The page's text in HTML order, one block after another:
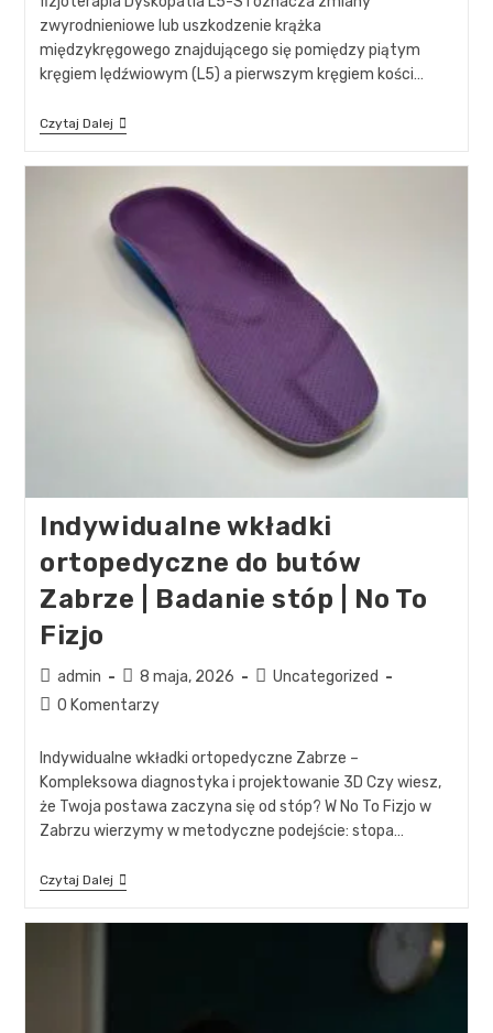
zwyrodnieniowe lub uszkodzenie krążka
międzykręgowego znajdującego się pomiędzy piątym
kręgiem lędźwiowym (L5) a pierwszym kręgiem kości…
Czytaj Dalej
Indywidualne wkładki
ortopedyczne do butów
Zabrze | Badanie stóp | No To
Fizjo
admin 8 maja, 2026
Uncategorized
0 Komentarzy
Indywidualne wkładki ortopedyczne Zabrze –
Kompleksowa diagnostyka i projektowanie 3D Czy wiesz,
że Twoja postawa zaczyna się od stóp? W No To Fizjo w
Zabrzu wierzymy w metodyczne podejście: stopa…
Czytaj Dalej